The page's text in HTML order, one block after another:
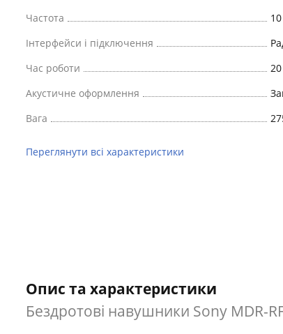
Частота
Інтерфейси і підключення
Час роботи
Акустичне оформлення
Вага
Переглянути всі характеристики
Опис та характеристики
Бездротові навушники Sony MDR-